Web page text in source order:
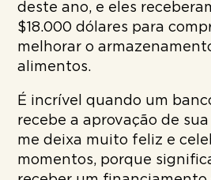
deste ano, e eles
$18.000 dólares para
melhorar o
alimentos.
É incrível quando um
recebe a aprovação de
me deixa muito feliz e
momentos, porque